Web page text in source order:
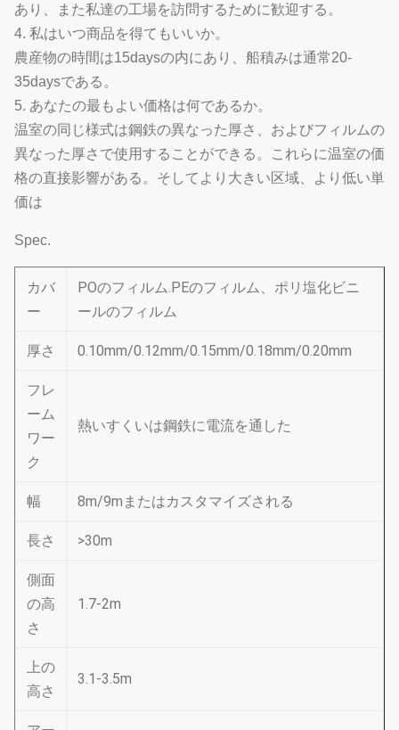
あり、また私達の工場を訪問するために歓迎する。
4. 私はいつ商品を得てもいいか。
農産物の時間は15daysの内にあり、船積みは通常20-
35daysである。
5. あなたの最もよい価格は何であるか。
温室の同じ様式は鋼鉄の異なった厚さ、およびフィルムの
異なった厚さで使用することができる。これらに温室の価
格の直接影響がある。そしてより大きい区域、より低い単
価は
Spec.
カバ
ー
POのフィルム.PEのフィルム、ポリ塩化ビニ
ールのフィルム
厚さ 0.10mm/0.12mm/0.15mm/0.18mm/0.20mm
フレ
ーム
ワー
ク
熱いすくいは鋼鉄に電流を通した
幅 8m/9mまたはカスタマイズされる
長さ >30m
側面
の高
さ
1.7-2m
上の
高さ
3.1-3.5m